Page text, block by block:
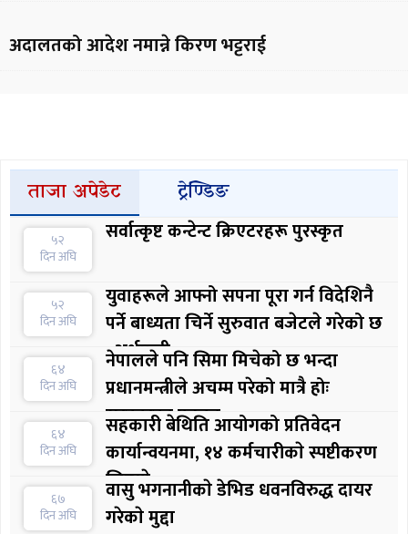
अदालतको आदेश नमान्ने किरण भट्टराई
ताजा अपेडेट ट्रेण्डिङ
५२
दिन अघि
सर्वात्कृष्ट कन्टेन्ट क्रिएटरहरू पुरस्कृत
५२
दिन अघि
युवाहरूले आफ्नो सपना पूरा गर्न विदेशिनै
पर्ने बाध्यता चिर्ने सुरुवात बजेटले गरेको छ
: अर्थमन्त्री
६४
दिन अघि
नेपालले पनि सिमा मिचेको छ भन्दा
प्रधानमन्त्रीले अचम्म परेको मात्रै होः
सरकारका प्रवक्ता
६४
दिन अघि
सहकारी बेथिति आयोगको प्रतिवेदन
कार्यान्वयनमा, १४ कर्मचारीकाे स्पष्टीकरण
लिइयाे
६७
दिन अघि
वासु भगनानीकाे डेभिड धवनविरुद्ध दायर
गरेकाे मुद्दा